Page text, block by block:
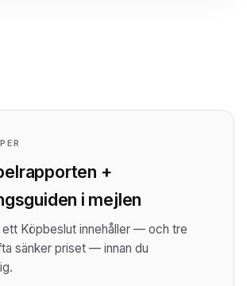
+
i mejlen
Köpbeslut innehåller — och tre
sänker priset — innan du